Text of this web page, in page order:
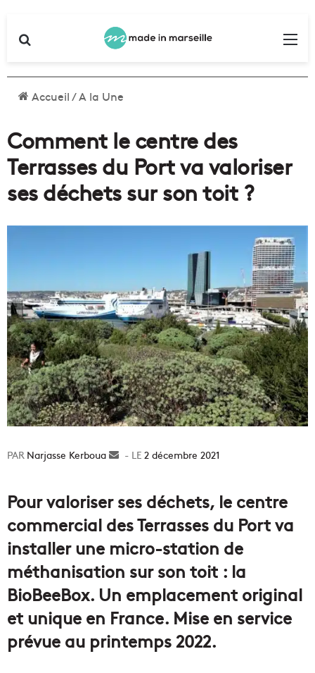
Accueil/A la Une
Comment le centre des
Terrasses du Port va valoriser
ses déchets sur son toit ?
Narjasse Kerboua
Envoyer2 décembre 2021
Pour valoriser ses déchets, le centre
commercial des Terrasses du Port va
installer une micro-station de
méthanisation sur son toit : la
BioBeeBox. Un emplacement original
et unique en France. Mise en service
prévue au printemps 2022.